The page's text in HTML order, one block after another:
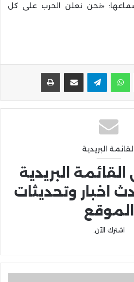
«نحن نعلن الحرب على كل
واتساب تيلقرام مشاركة عبر البريد
البريدية
البريدية
اخبار وتحديثات
الموقع
اشترك الآن.